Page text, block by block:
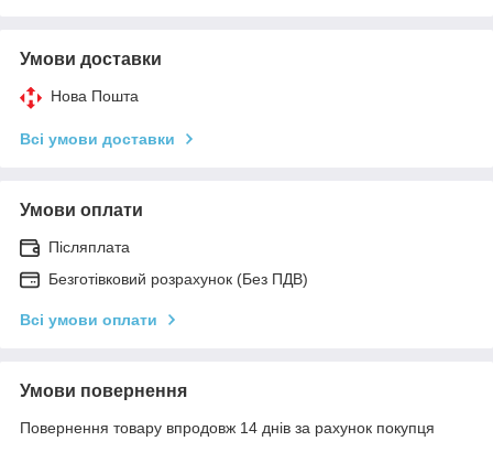
Умови доставки
Нова Пошта
Всі умови доставки
Умови оплати
Післяплата
Безготівковий розрахунок (Без ПДВ)
Всі умови оплати
Умови повернення
Повернення товару впродовж 14 днів за рахунок покупця